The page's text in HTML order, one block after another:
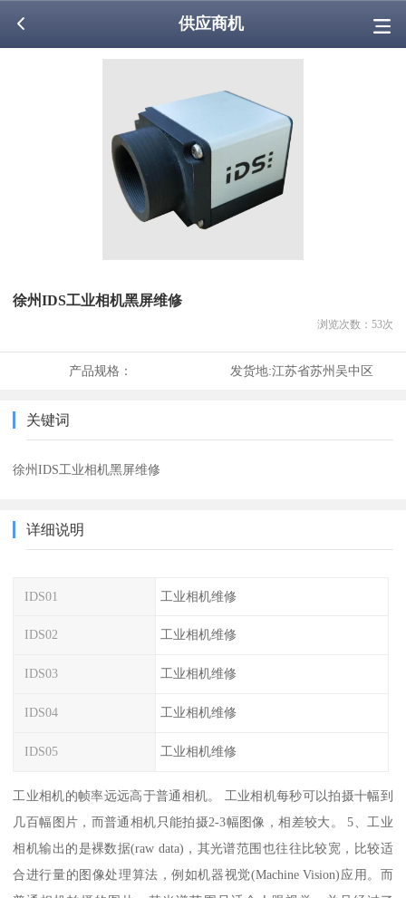
供应商机
徐州IDS工业相机黑屏维修
浏览次数： 53次
产品规格： 发货地:江苏省苏州吴中区
关键词
徐州IDS工业相机黑屏维修
详细说明
IDS01 工业相机维修
IDS02 工业相机维修
IDS03 工业相机维修
IDS04 工业相机维修
IDS05 工业相机维修
工业相机的帧率远远高于普通相机。 工业相机每秒可以拍摄十幅到
几百幅图片，而普通相机只能拍摄2-3幅图像，相差较大。 5、工业
相机输出的是裸数据(raw data)，其光谱范围也往往比较宽，比较适
合进行量的图像处理算法，例如机器视觉(Machine Vision)应用。而